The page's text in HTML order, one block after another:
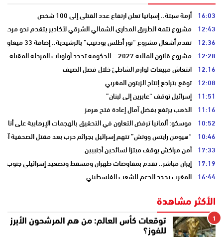
16:03 أزمة سبتة.. إسبانيا تعلن ارتفاع عدد القتلى إلى 100 شخص
12:43 مشروع تتمة الطريق المداري الشمالي الشرقي لأكادير يتقدم نحو مرحلة
12:36 تقدم أشغال مشروع “نور أطلس بودنيب” بالرشيدية.. إضافة 33 ميغاوات إلى الشبكة الوطنية
12:28 مشروع قانون المالية 2027 .. الحكومة تحدد أولويات المرحلة المقبلة
12:16 انتعاش مبيعات لوازم الشاطئ خلال فصل الصيف
12:08 توقع بتراجع إنتاج الزيتون المغربي
11:51 إسرائيل توقف “عابرين إلى لبنان”
11:16 الذهب يرتفع بفضل آمال إعادة فتح هرمز
10:52 موسكو: ألمانيا ترفض التعاون في التحقيق بالهجمات الإرهابية على
10:46 “هيومن رايتس ووتش” تتهم إسرائيل بجرائم حرب بعد مقتل الصحفية
17:33 أمن مراكش يوقف مبتزا لسائحين أجنبيين
17:19 إيران مباشر.. تقدم بمفاوضات طهران ومسقط وتصعيد إسرائيلي جنوب
16:44 المغرب يجدد الدعم للشعب الفلسطيني
الأكثر مشاهدة
1
توقعات كأس العالم: من هم المرشحون الأبرز
للفوز؟